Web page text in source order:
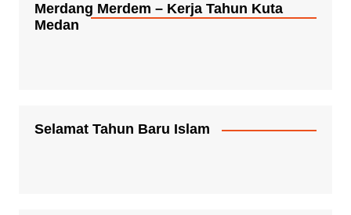
Merdang Merdem – Kerja Tahun Kuta
Medan
Selamat Tahun Baru Islam